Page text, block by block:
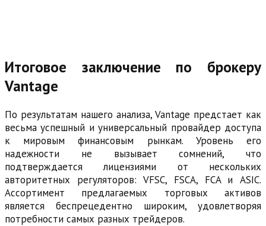
Итоговое заключение по брокеру
Vantage
По результатам нашего анализа, Vantage предстает как
весьма успешный и универсальный провайдер доступа
к мировым финансовым рынкам. Уровень его
надежности не вызывает сомнений, что
подтверждается лицензиями от нескольких
авторитетных регуляторов: VFSC, FSCA, FCA и ASIC.
Ассортимент предлагаемых торговых активов
является беспрецедентно широким, удовлетворяя
потребности самых разных трейдеров.